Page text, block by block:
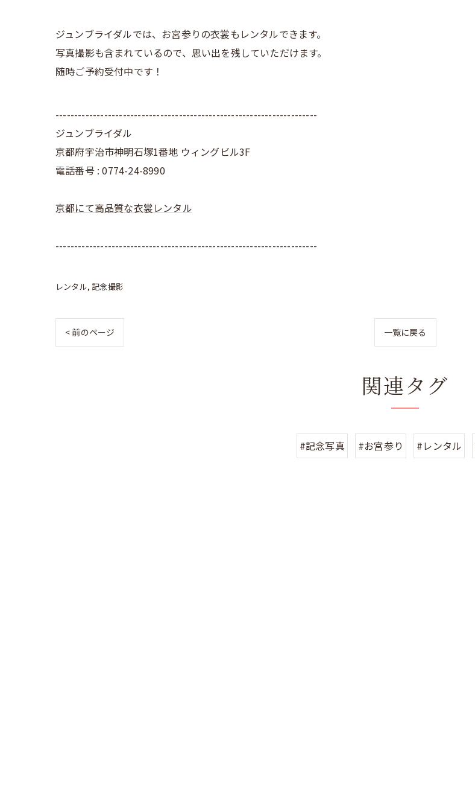
ジュンブライダルでは、お宮参りの衣裳もレンタルできます。
写真撮影も含まれているので、思い出を残していただけます。
随時ご予約受付中です！
----------------------------------------------------------------------
ジュンブライダル
京都府宇治市神明石塚1番地 ウィングビル3F
電話番号 : 0774-24-8990
京都にて高品質な衣裳レンタル
----------------------------------------------------------------------
レンタル 記念撮影
< 前のページ 一覧に戻る
関連タグ
#記念写真 #お宮参り #レンタル